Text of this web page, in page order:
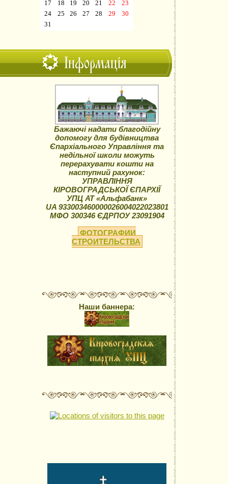
Інформація
Бажаючі надати благодійну
допомогу для будівництва
Єпархіального Управління та
недільної школи можуть
перерахувати кошти на
наступний рахунок:
УПРАВЛІННЯ
КІРОВОГРАДСЬКОЇ ЄПАРХІЇ
УПЦ АТ «Альфабанк»
UA 933003460000026004022023801
МФО 300346 ЄДРПОУ 23091904
ФОТОГРАФИИ
СТРОИТЕЛЬСТВА
Наши баннера: